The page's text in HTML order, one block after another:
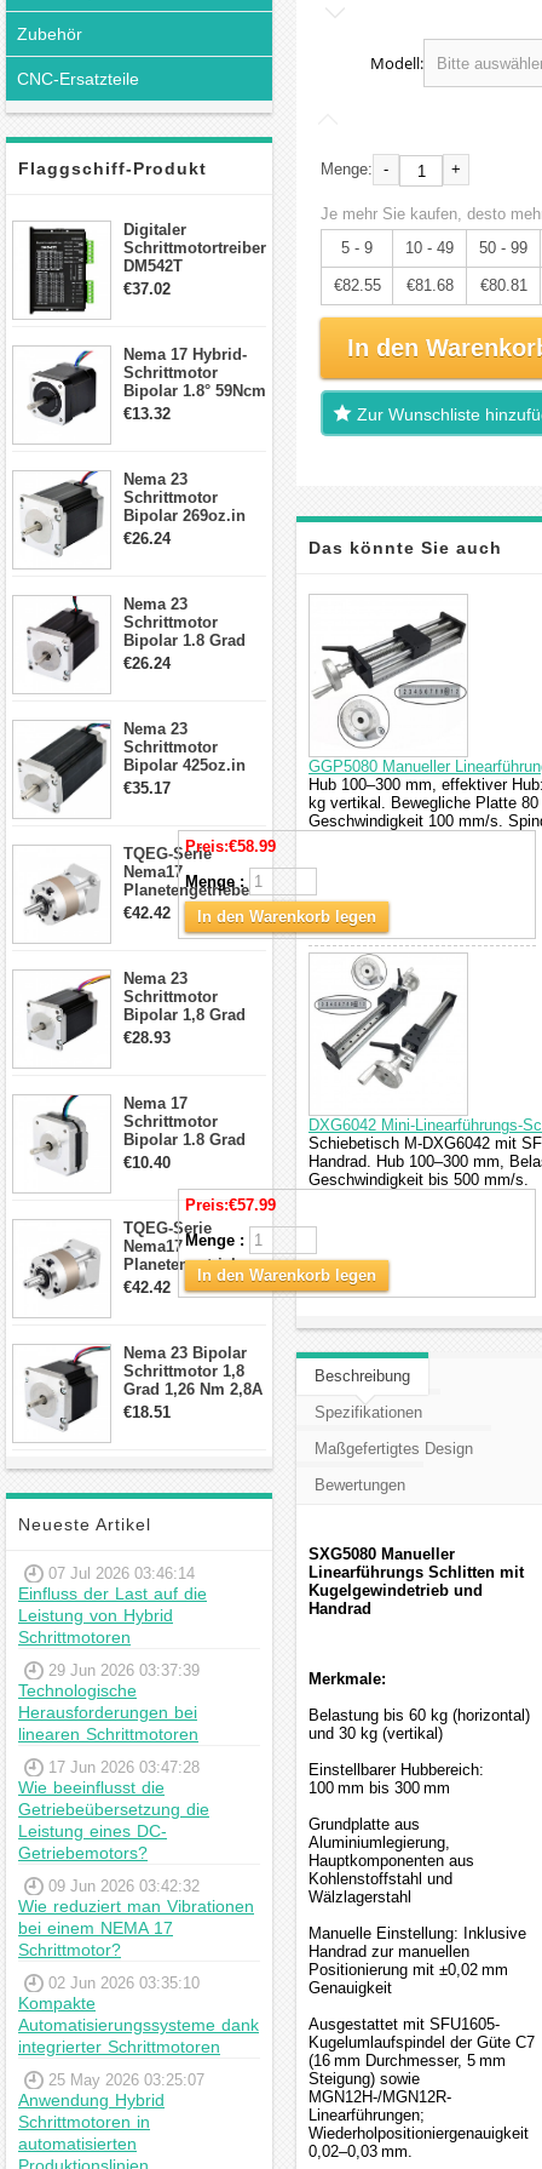
Zubehör
CNC-Ersatzteile
Flaggschiff-Produkt
Digitaler
Schrittmotortreiber
DM542T
Schrittmotor
Schrittmotor
€37.02
Nema 17 Hybrid-
Schrittmotor
Bipolar 1.8° 59Ncm
2A 4 Drähte mit 1m
€13.32
Nema 23
Schrittmotor
Bipolar 269oz.in
2,8A 57x57x76mm
€26.24
Nema 23
Schrittmotor
Bipolar 1.8 Grad
1.9Nm 3A 3.36V 4
€26.24
Nema 23
Schrittmotor
Bipolar 425oz.in
4.2A 57x57x114mm
€35.17
TQEG-Serie
Nema17
Planetengetriebe
5:1 Spiel 15Arc-
min für Nema 17
Getriebe
€42.42
Nema 23
Schrittmotor
Bipolar 1,8 Grad
2,83Nm 4 A 2,26V
€28.93
Nema 17
Schrittmotor
Bipolar 1.8 Grad
8.7Ncm 1A 3.5V 4
Schrittmotor
€10.40
TQEG-Serie
Nema17
Planetengetriebe
10:1 Spiel 15Arc-
min für Nema 17
€42.42
Nema 23 Bipolar
Schrittmotor 1,8
Grad 1,26 Nm 2,8A
2,5V 4 Drähte
€18.51
Neueste Artikel
07 Jul 2026 03:46:14
Einfluss der Last auf die
Leistung von Hybrid
Schrittmotoren
29 Jun 2026 03:37:39
Technologische
Herausforderungen bei
linearen Schrittmotoren
17 Jun 2026 03:47:28
Wie beeinflusst die
Getriebeübersetzung die
Leistung eines DC-
Getriebemotors?
09 Jun 2026 03:42:32
Wie reduziert man Vibrationen
bei einem NEMA 17
Schrittmotor?
02 Jun 2026 03:35:10
Kompakte
Automatisierungssysteme dank
integrierter Schrittmotoren
25 May 2026 03:25:07
Anwendung Hybrid
Schrittmotoren in
automatisierten
Modell:
Menge: - +
Je mehr Sie kaufen, desto
5 - 9
10 - 49 50 - 99
€82.55 €81.68 €80.81
In den
Zur Wunschliste
Das könnte Sie auch
interessieren
GGP5080 Manueller
Hub 100–300 mm, effektiver
kg vertikal. Bewegliche Platte
Geschwindigkeit 100 mm/s.
Preis:€58.99
Menge :
In den Warenkorb legen
DXG6042 Mini-Linearführungs-
Schiebetisch M-DXG6042 mit
Handrad. Hub 100–300 mm,
Geschwindigkeit bis 500 mm/s.
Preis:€57.99
Menge :
In den Warenkorb legen
Beschreibung
Spezifikationen
Maßgefertigtes Design
Bewertungen
SXG5080 Manueller
Linearführungs Schlitten mit
Kugelgewindetrieb und
Handrad
Merkmale:
Belastung bis 60 kg (horizontal)
und 30 kg (vertikal)
Einstellbarer Hubbereich:
100 mm bis 300 mm
Grundplatte aus
Aluminiumlegierung,
Hauptkomponenten aus
Kohlenstoffstahl und
Wälzlagerstahl
Manuelle Einstellung: Inklusive
Handrad zur manuellen
Positionierung mit ±0,02 mm
Genauigkeit
Ausgestattet mit SFU1605-
Kugelumlaufspindel der Güte C7
(16 mm Durchmesser, 5 mm
Steigung) sowie
MGN12H-/MGN12R-
Linearführungen;
Wiederholpositioniergenauigkeit
0,02–0,03 mm.